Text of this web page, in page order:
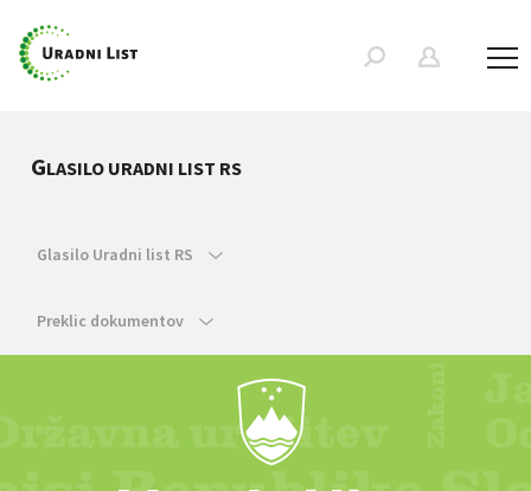
GLASILO URADNI LIST RS
Glasilo Uradni list RS
Preklic dokumentov